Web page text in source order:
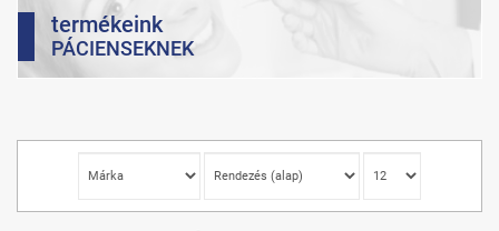
termékeink
PÁCIENSEKNEK